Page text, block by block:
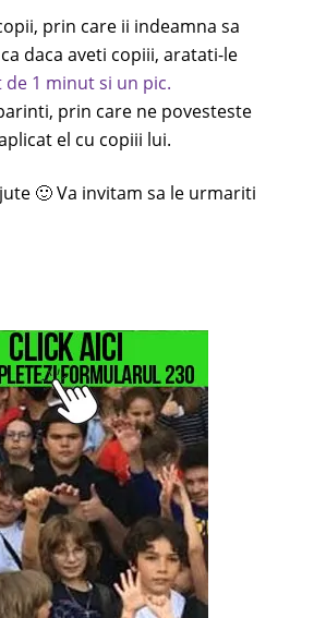
prin care ii indeamna sa
daca aveti copiii, aratati-le
1 minut si un pic.
prin care ne povesteste
el cu copiii lui.
🙂 Va invitam sa le urmariti